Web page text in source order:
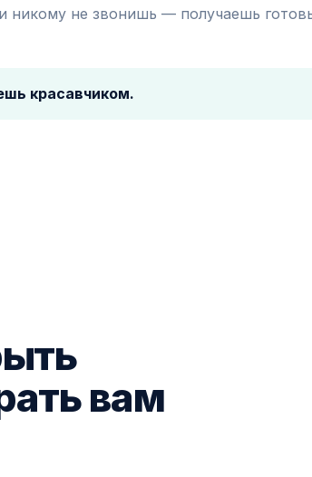
никому не звонишь — получаешь
красавчиком.
вам